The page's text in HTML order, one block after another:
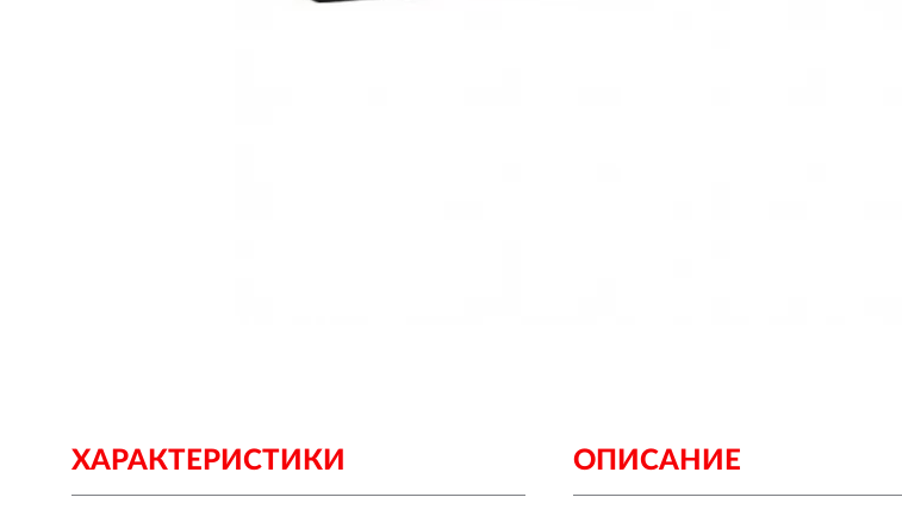
ХАРАКТЕРИСТИКИ ОПИСАНИЕ